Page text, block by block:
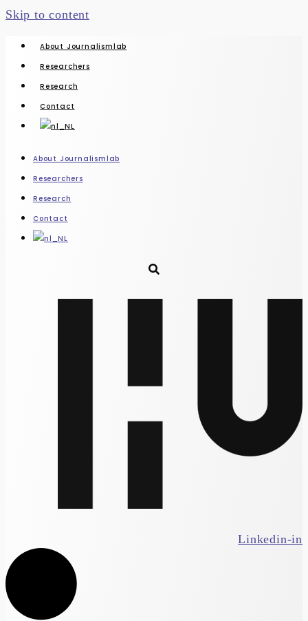
Skip to content
About Journalismlab
Researchers
Research
Contact
About Journalismlab
Researchers
Research
Contact
Linkedin-in